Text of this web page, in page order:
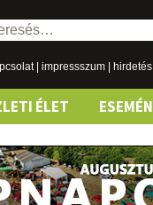
| impressszum hirdetés
ÉLET